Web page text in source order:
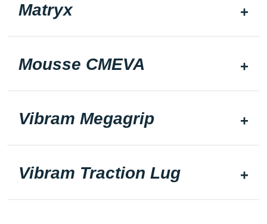
Matryx
Mousse CMEVA
Vibram Megagrip
Vibram Traction Lug